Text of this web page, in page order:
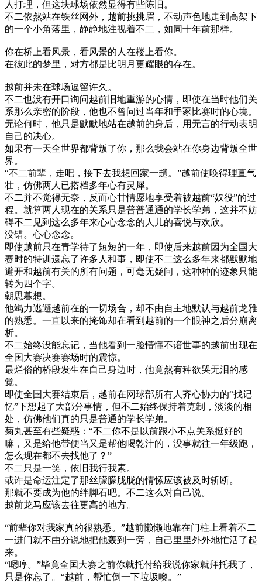
人打理，但这块球场依然显得有些陈旧。
不二依然站在铁丝网外，越前挑挑眉，不动声色地走到高架下
的一个小角落里，静静地注视着不二，如同十年前那样。
你在桥上看风景，看风景的人在楼上看你。
在彼此的梦里，对方都是比明月更耀眼的存在。
越前并未在球场逗留许久。
不二也没有开口询问越前旧地重游的心情，即使在当时他们关
系那么亲密的阶段，他也不曾问过当年和手冢比赛时的心境。
无论何时，他只是默默地站在越前的身后，用无言的行动表明
自己的决心。
如果有一天全世界都背叛了你，那么我会站在你身边背叛全世
界。
“不二前辈，走吧，接下去我想回家一趟。”越前使唤得理直气
壮，仿佛两人已搭档多年心有灵犀。
不二并不觉得无奈，反而心甘情愿地享受着被越前“奴役”的过
程。就算两人现在的关系只是普普通通的学长学弟，这并不妨
碍不二见到这么多年来心心念念的人儿的喜悦与欢欣。
没错。心心念念。
即使越前只在青学待了短短的一年，即使后来越前因为全国大
赛时的特训遗忘了许多人和事，即使不二这么多年来都默默地
避开和越前有关的所有问题，可毫无疑问，这种种的迹象只能
转为四个字。
朝思暮想。
他竭力逃避越前在的一切场合，却不由自主地默认与越前龙雅
的熟悉。一直以来的掩饰却在看到越前的一个眼神之后分崩离
析。
不二始终没能忘记，当他看到一脸懵懂不谙世事的越前出现在
全国大赛决赛赛场时的震惊。
最烂俗的桥段发生在自己身边时，他竟然有种欲哭无泪的感
觉。
即使全国大赛结束后，越前在网球部所有人齐心协力的“找记
忆”下想起了大部分事情，但不二始终保持着克制，淡淡的相
处，仿佛他们真的只是普通的学长学弟。
菊丸甚至有些疑惑：“不二你不是以前跟小不点关系挺好的
嘛，又是给他带便当又是帮他喝乾汁的，没事就往一年级跑，
怎么现在都不去找他了？”
不二只是一笑，依旧我行我素。
或许是命运注定了那丝朦朦胧胧的情愫应该被及时斩断。
那就不要成为他的绊脚石吧。不二这么对自己说。
越前龙马应该去往更高的地方。
“前辈你对我家真的很熟悉。”越前懒懒地靠在门柱上看着不二
一进门就不由分说地把他轰到一旁，自己里里外外地忙活了起
来。
“嗯哼。”毕竟全国大赛之前你就托付给我说你家就拜托我了，
只是你忘了。“越前，帮忙倒一下垃圾噢。”